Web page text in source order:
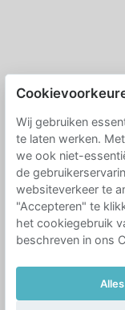
Wij gebruiken
te laten werken.
we ook niet-
de
websiteverkeer te
"Accepteren" te
het cookiegebruik
beschreven in ons